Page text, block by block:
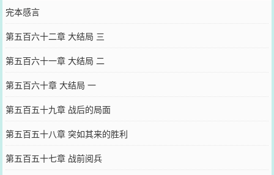
完本感言
第五百六十二章 大结局 三
第五百六十一章 大结局 二
第五百六十章 大结局 一
第五百五十九章 战后的局面
第五百五十八章 突如其来的胜利
第五百五十七章 战前阅兵